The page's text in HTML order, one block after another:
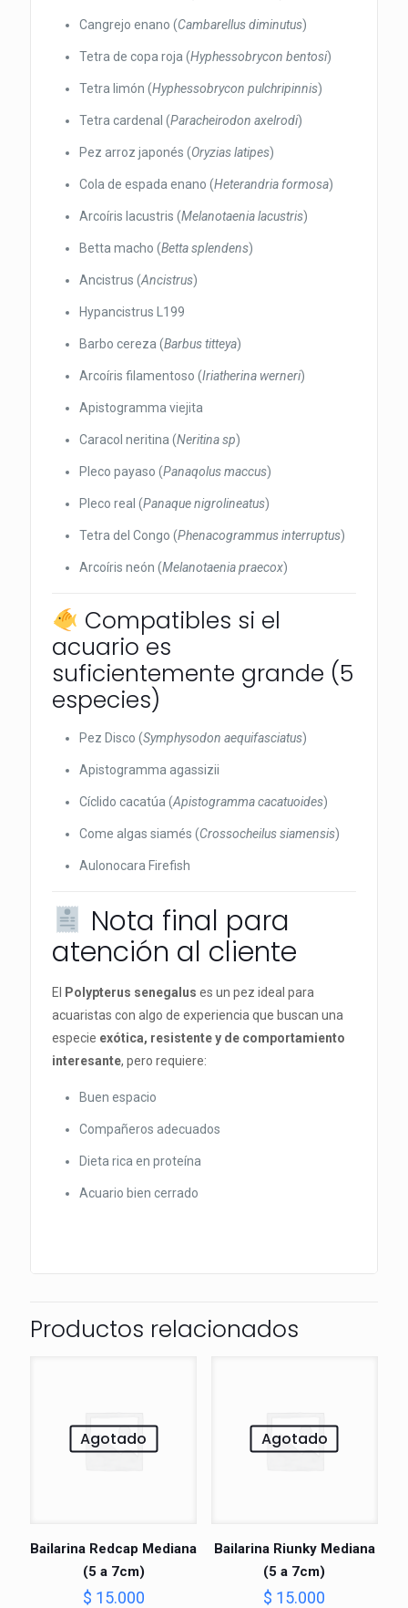
Cangrejo enano (Cambarellus diminutus)
Tetra de copa roja (Hyphessobrycon bentosi)
Tetra limón (Hyphessobrycon pulchripinnis)
Tetra cardenal (Paracheirodon axelrodi)
Pez arroz japonés (Oryzias latipes)
Cola de espada enano (Heterandria formosa)
Arcoíris lacustris (Melanotaenia lacustris)
Betta macho (Betta splendens)
Ancistrus (Ancistrus)
Hypancistrus L199
Barbo cereza (Barbus titteya)
Arcoíris filamentoso (Iriatherina werneri)
Apistogramma viejita
Caracol neritina (Neritina sp)
Pleco payaso (Panaqolus maccus)
Pleco real (Panaque nigrolineatus)
Tetra del Congo (Phenacogrammus interruptus)
Arcoíris neón (Melanotaenia praecox)
Compatibles si el
acuario es
suficientemente grande (5
especies)
Pez Disco (Symphysodon aequifasciatus)
Apistogramma agassizii
Cíclido cacatúa (Apistogramma cacatuoides)
Come algas siamés (Crossocheilus siamensis)
Aulonocara Firefish
Nota final para
atención al cliente
El Polypterus senegalus es un pez ideal para
acuaristas con algo de experiencia que buscan una
especie exótica, resistente y de comportamiento
interesante, pero requiere:
Buen espacio
Compañeros adecuados
Dieta rica en proteína
Acuario bien cerrado
Productos relacionados
Agotado
Bailarina Redcap Mediana
(5 a 7cm)
$ 15.000
Agotado
Bailarina Riunky Mediana
(5 a 7cm)
$ 15.000